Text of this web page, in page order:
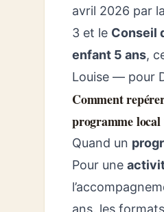
avril 2026 par la
3 et le Conseil
enfant 5 ans,
Louise — pour
Comment
programme local
Quand un
Pour une
ans, les